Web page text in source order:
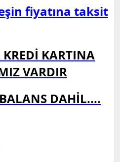
fiyatına taksit
KARTINA
VARDIR
DAHİL....